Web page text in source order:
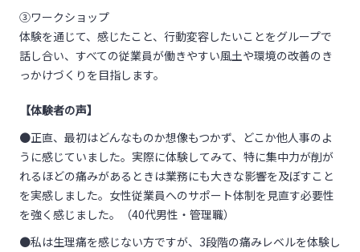
③ワークショップ
体験を通じて、感じたこと、行動変容したいことをグループで
話し合い、すべての従業員が働きやすい風土や環境の改善のき
っかけづくりを目指します。
【体験者の声】
●正直、最初はどんなものか想像もつかず、どこか他人事のよ
うに感じていました。実際に体験してみて、特に集中力が削が
れるほどの痛みがあるときは業務にも大きな影響を及ぼすこと
を実感しました。女性従業員へのサポート体制を見直す必要性
を強く感じました。（40代男性・管理職）
●私は生理痛を感じない方ですが、3段階の痛みレベルを体験し